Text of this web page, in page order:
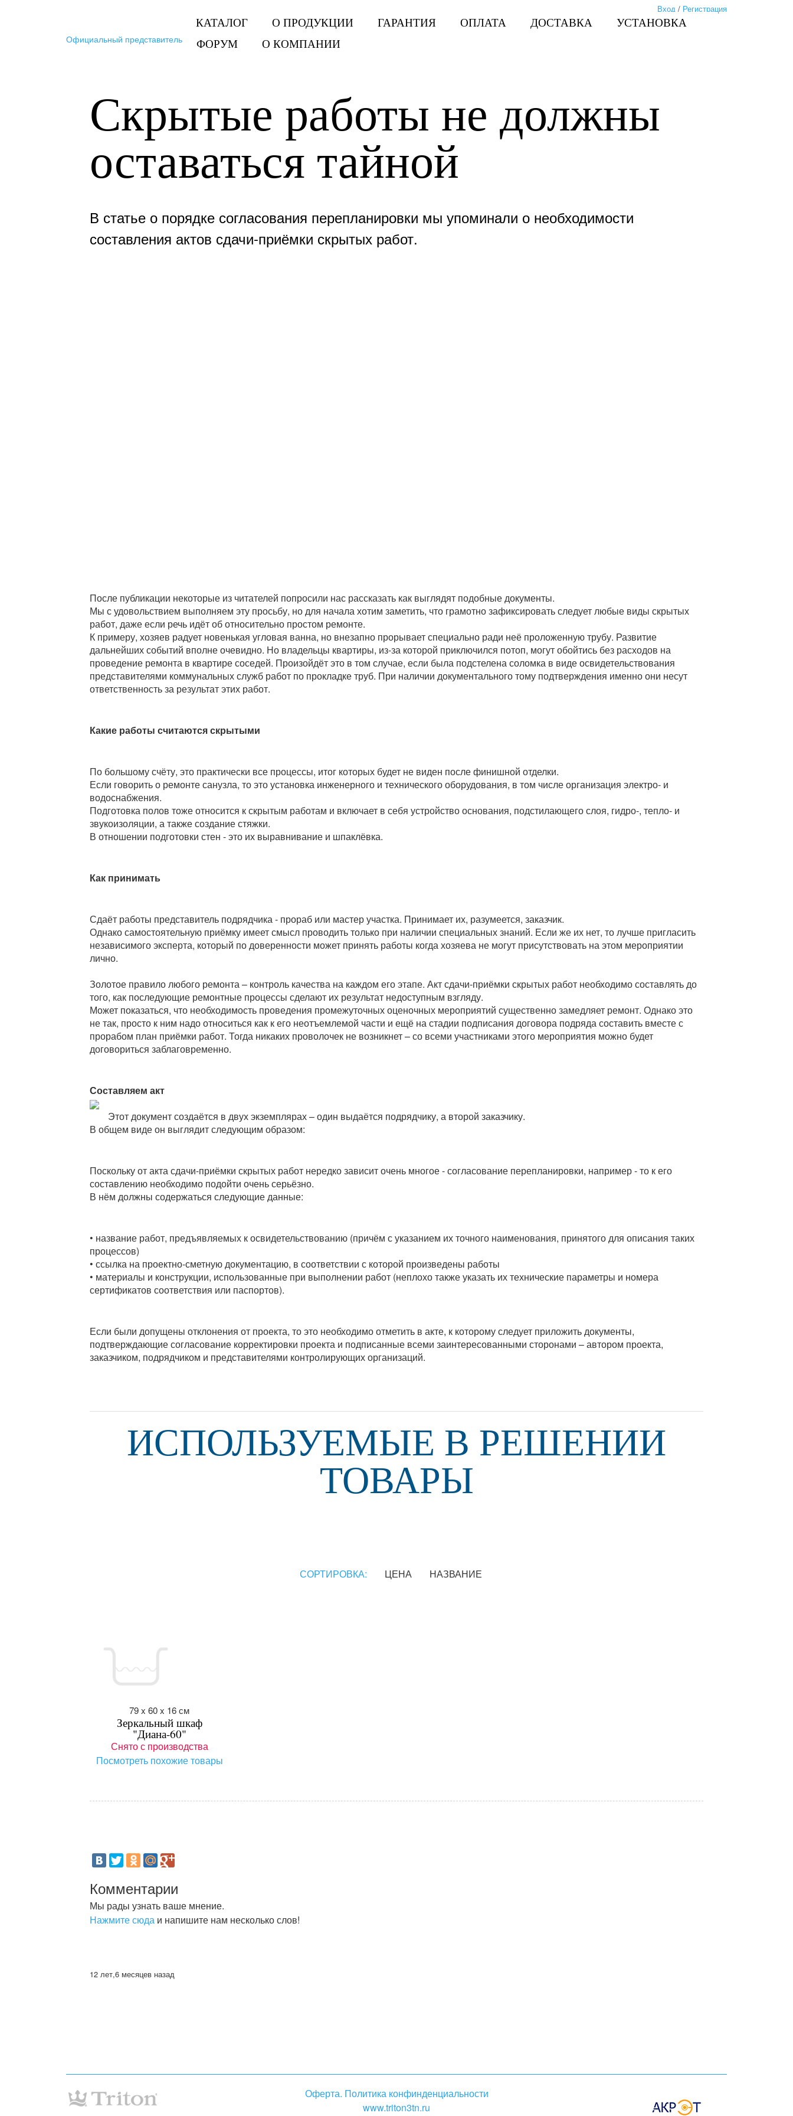
Официальный представитель Тритон в Москве и МО
Вход / Регистрация
КАТАЛОГ О ПРОДУКЦИИ ГАРАНТИЯ ОПЛАТА ДОСТАВКА
УСТАНОВКА
ФОРУМ
О КОМПАНИИ
Скрытые работы не должны
оставаться тайной
В статье о порядке согласования перепланировки мы упоминали о необходимости
составления актов сдачи-приёмки скрытых работ.
После публикации некоторые из читателей попросили нас рассказать как выглядят подобные документы.
Мы с удовольствием выполняем эту просьбу, но для начала хотим заметить, что грамотно зафиксировать следует любые виды скрытых
работ, даже если речь идёт об относительно простом ремонте.
К примеру, хозяев радует новенькая угловая ванна, но внезапно прорывает специально ради неё проложенную трубу. Развитие
дальнейших событий вполне очевидно. Но владельцы квартиры, из-за которой приключился потоп, могут обойтись без расходов на
проведение ремонта в квартире соседей. Произойдёт это в том случае, если была подстелена соломка в виде освидетельствования
представителями коммунальных служб работ по прокладке труб. При наличии документального тому подтверждения именно они несут
ответственность за результат этих работ.
Какие работы считаются скрытыми
По большому счёту, это практически все процессы, итог которых будет не виден после финишной отделки.
Если говорить о ремонте санузла, то это установка инженерного и технического оборудования, в том числе организация электро- и
водоснабжения.
Подготовка полов тоже относится к скрытым работам и включает в себя устройство основания, подстилающего слоя, гидро-, тепло- и
звукоизоляции, а также создание стяжки.
В отношении подготовки стен - это их выравнивание и шпаклёвка.
Как принимать
Сдаёт работы представитель подрядчика - прораб или мастер участка. Принимает их, разумеется, заказчик.
Однако самостоятельную приёмку имеет смысл проводить только при наличии специальных знаний. Если же их нет, то лучше пригласить
независимого эксперта, который по доверенности может принять работы когда хозяева не могут присутствовать на этом мероприятии
лично.
Золотое правило любого ремонта – контроль качества на каждом его этапе. Акт сдачи-приёмки скрытых работ необходимо составлять до
того, как последующие ремонтные процессы сделают их результат недоступным взгляду.
Может показаться, что необходимость проведения промежуточных оценочных мероприятий существенно замедляет ремонт. Однако это
не так, просто к ним надо относиться как к его неотъемлемой части и ещё на стадии подписания договора подряда составить вместе с
прорабом план приёмки работ. Тогда никаких проволочек не возникнет – со всеми участниками этого мероприятия можно будет
договориться заблаговременно.
Составляем акт
Этот документ создаётся в двух экземплярах – один выдаётся подрядчику, а второй заказчику.
В общем виде он выглядит следующим образом:
Поскольку от акта сдачи-приёмки скрытых работ нередко зависит очень многое - согласование перепланировки, например - то к его
составлению необходимо подойти очень серьёзно.
В нём должны содержаться следующие данные:
• название работ, предъявляемых к освидетельствованию (причём с указанием их точного наименования, принятого для описания таких
процессов)
• ссылка на проектно-сметную документацию, в соответствии с которой произведены работы
• материалы и конструкции, использованные при выполнении работ (неплохо также указать их технические параметры и номера
сертификатов соответствия или паспортов).
Если были допущены отклонения от проекта, то это необходимо отметить в акте, к которому следует приложить документы,
подтверждающие согласование корректировки проекта и подписанные всеми заинтересованными сторонами – автором проекта,
заказчиком, подрядчиком и представителями контролирующих организаций.
ИСПОЛЬЗУЕМЫЕ В РЕШЕНИИ
ТОВАРЫ
СОРТИРОВКА: ЦЕНА НАЗВАНИЕ
79 x 60 x 16 см
Зеркальный шкаф
"Диана-60"
Снято с производства
Посмотреть похожие товары
Комментарии
Мы рады узнать ваше мнение.
Нажмите сюда и напишите нам несколько слов!
12 лет,6 месяцев назад
Оферта. Политика конфинденциальности
www.triton3tn.ru